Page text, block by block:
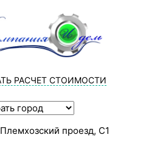
РАСЧЕТ СТОИМОСТИ
проезд, С1